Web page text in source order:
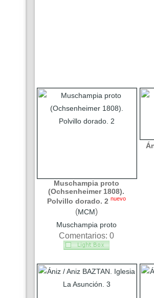
Muschampia proto
(Ochsenheimer 1808).
Polvillo dorado. 2 nuevo
(MCM)
Muschampia proto
Comentarios: 0